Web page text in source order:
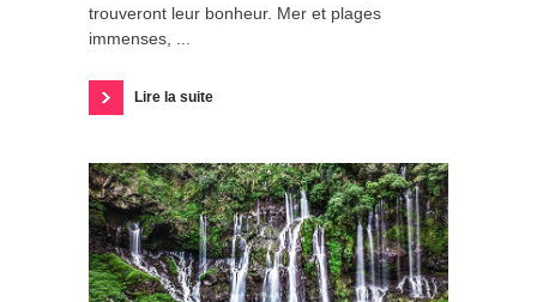
trouveront leur bonheur. Mer et plages
immenses, ...
Lire la suite